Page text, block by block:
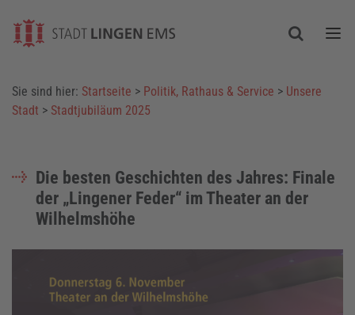
Sie sind hier: Startseite > Politik, Rathaus & Service > Unsere
Stadt > Stadtjubiläum 2025
Die besten Geschichten des Jahres: Finale
der „Lingener Feder“ im Theater an der
Wilhelmshöhe